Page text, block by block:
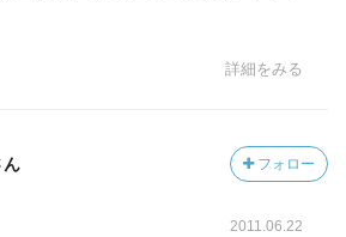
詳細をみる
フォロー
2011.06.22